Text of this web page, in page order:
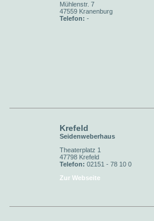
Mühlenstr. 7
47559 Kranenburg
Telefon: -
Krefeld
Seidenweberhaus
Theaterplatz 1
47798 Krefeld
Telefon: 02151 - 78 10 0
Zur Webseite